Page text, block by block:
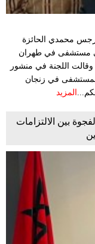
محمدي الحائزة
لعام 2023، ونقلت إلى مستشفى في طهران
وقالت اللجنة في منشور
في زنجان
المزيد
بين الالتزامات